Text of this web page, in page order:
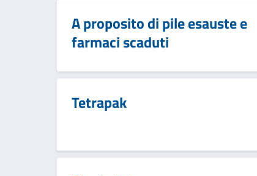
A proposito di pile esauste e
farmaci scaduti
Tetrapak